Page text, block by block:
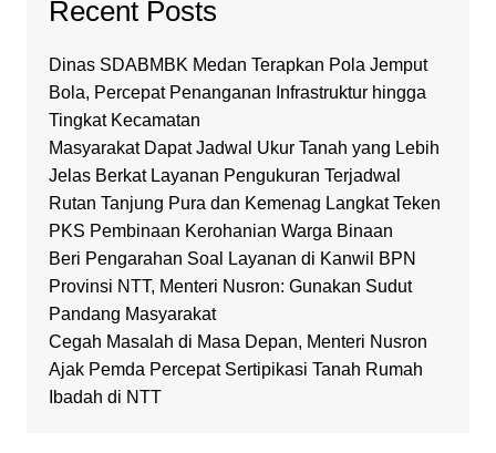
Recent Posts
Dinas SDABMBK Medan Terapkan Pola Jemput
Bola, Percepat Penanganan Infrastruktur hingga
Tingkat Kecamatan
Masyarakat Dapat Jadwal Ukur Tanah yang Lebih
Jelas Berkat Layanan Pengukuran Terjadwal
Rutan Tanjung Pura dan Kemenag Langkat Teken
PKS Pembinaan Kerohanian Warga Binaan
Beri Pengarahan Soal Layanan di Kanwil BPN
Provinsi NTT, Menteri Nusron: Gunakan Sudut
Pandang Masyarakat
Cegah Masalah di Masa Depan, Menteri Nusron
Ajak Pemda Percepat Sertipikasi Tanah Rumah
Ibadah di NTT